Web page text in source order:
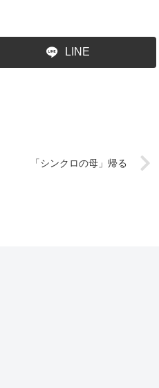
LINE
「シンクロの母」帰る